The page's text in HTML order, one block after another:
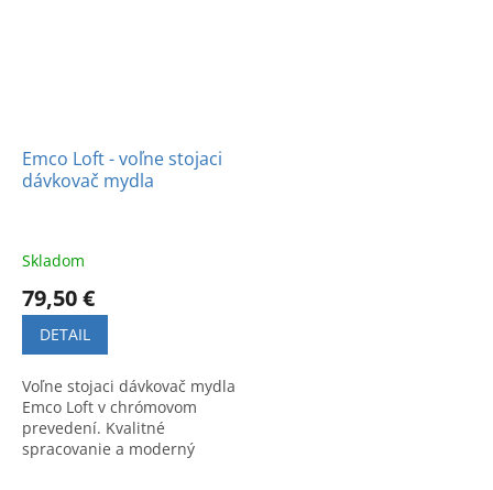
Emco Loft - voľne stojaci
dávkovač mydla
Skladom
79,50 €
DETAIL
Voľne stojaci dávkovač mydla
Emco Loft v chrómovom
prevedení. Kvalitné
spracovanie a moderný